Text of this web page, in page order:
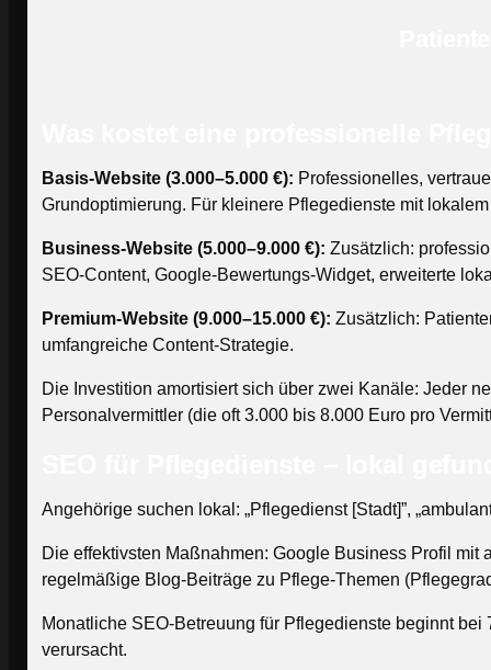
Basis-Website (3.000–5.000 €): Professionelles,
Grundoptimierung. Für kleinere Pflegedienste mit
Business-Website (5.000–9.000 €): Zusätzlich:
SEO-Content, Google-Bewertungs-Widget, erweiterte
Premium-Website (9.000–15.000 €): Zusätzlich:
umfangreiche Content-Strategie.
Die Investition amortisiert sich über zwei Kanäle: Jeder
Personalvermittler (die oft 3.000 bis 8.000 Euro pro
Angehörige suchen lokal: „Pflegedienst [Stadt]”,
Die effektivsten Maßnahmen: Google Business Profil
regelmäßige Blog-Beiträge zu Pflege-Themen
Monatliche SEO-Betreuung für Pflegedienste beginnt
verursacht.